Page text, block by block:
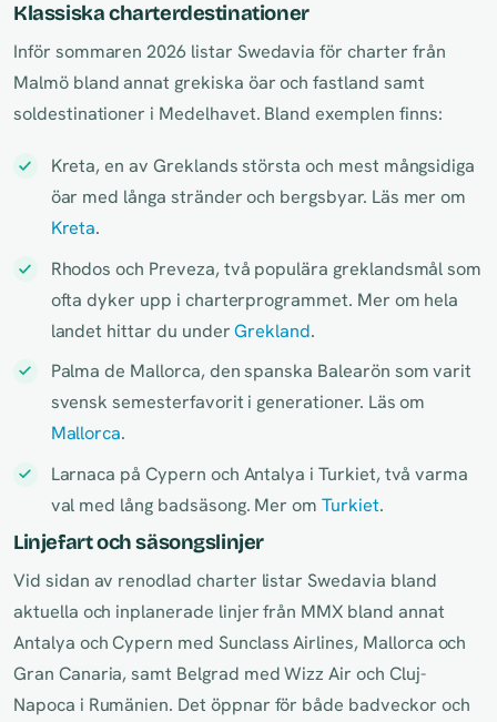
Klassiska charterdestinationer
Inför sommaren 2026 listar Swedavia för charter från
Malmö bland annat grekiska öar och fastland samt
soldestinationer i Medelhavet. Bland exemplen finns:
Kreta, en av Greklands största och mest mångsidiga
öar med långa stränder och bergsbyar. Läs mer om
Kreta.
Rhodos och Preveza, två populära greklandsmål som
ofta dyker upp i charterprogrammet. Mer om hela
landet hittar du underGrekland.
Palma de Mallorca, den spanska Balearön som varit
svensk semesterfavorit i generationer. Läs om
Mallorca.
Larnaca på Cypern och Antalya i Turkiet, två varma
val med lång badsäsong. Mer omTurkiet.
Linjefart och säsongslinjer
Vid sidan av renodlad charter listar Swedavia bland
aktuella och inplanerade linjer från MMX bland annat
Antalya och Cypern med Sunclass Airlines, Mallorca och
Gran Canaria, samt Belgrad med Wizz Air och Cluj-
Napoca i Rumänien. Det öppnar för både badveckor och